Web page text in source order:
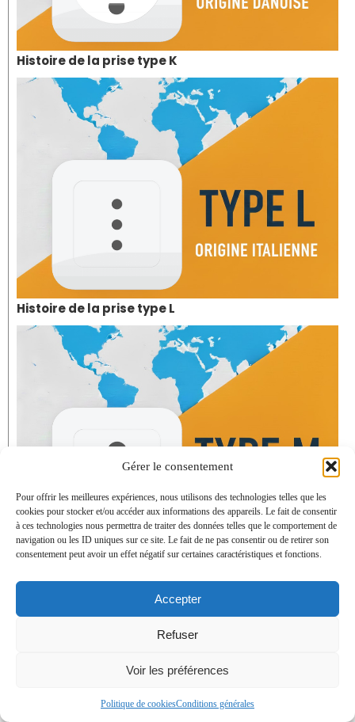
Gérer le consentement
Pour offrir les meilleures expériences, nous utilisons des technologies telles que les
cookies pour stocker et/ou accéder aux informations des appareils. Le fait de consentir
à ces technologies nous permettra de traiter des données telles que le comportement de
navigation ou les ID uniques sur ce site. Le fait de ne pas consentir ou de retirer son
consentement peut avoir un effet négatif sur certaines caractéristiques et fonctions.
Accepter
Refuser
Voir les préférences
Politique de cookiesConditions générales
Histoire de la prise type K
Histoire de la prise type L
Histoire de la prise type M